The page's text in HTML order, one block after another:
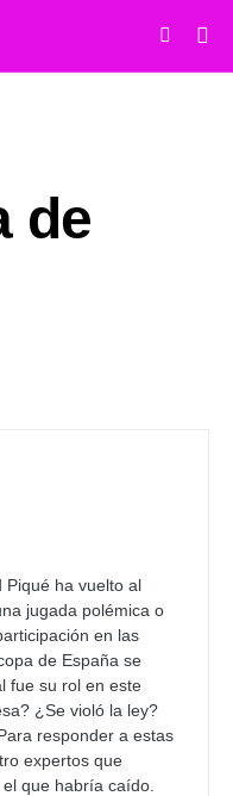
de
Piqué ha vuelto al
jugada polémica o
en las
de España se
fue su rol en este
¿Se violó la ley?
responder a estas
expertos que
que habría caído.